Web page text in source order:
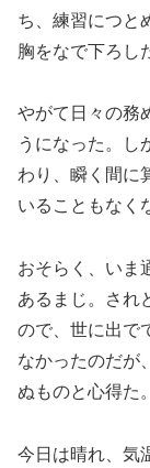
ち、練習につと
胸をなで下ろし
やがて日々の務
うになった。し
わり、瞬く間に
いることもなく
おそらく、いま
あるまじ。され
ので、世に出で
なかったのだが
ぬものと心得た。
今日は晴れ、気